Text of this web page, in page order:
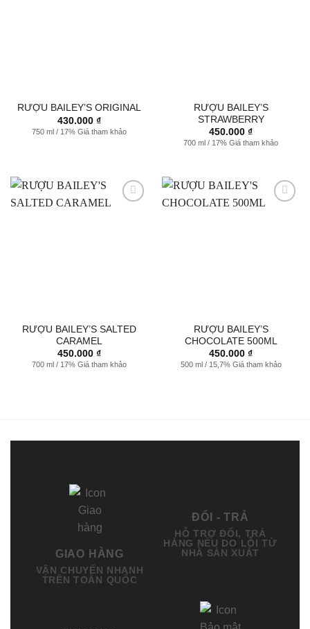
RƯỢU BAILEY’S ORIGINAL
430.000 ₫
750 ml / 17% Giá tham khảo
RƯỢU BAILEY’S
STRAWBERRY
450.000 ₫
700 ml / 17% Giá tham khảo
RƯỢU BAILEY’S SALTED
CARAMEL
450.000 ₫
700 ml / 17% Giá tham khảo
RƯỢU BAILEY’S
CHOCOLATE 500ML
450.000 ₫
500 ml / 15,7% Giá tham khảo
GIAO HÀNG
VẬN CHUYỂN NHANH
TRÊN TOÀN QUỐC
ĐỔI - TRẢ
HỖ TRỢ ĐỔI, TRẢ
HÀNG NẾU DO LỖI TỪ
NHÀ SẢN XUẤT